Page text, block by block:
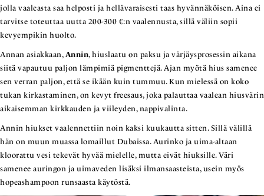
jolla vaaleasta saa helposti ja hellävaraisesti taas hyvännäköisen. Aina ei
tarvitse toteuttaa uutta 200-300 €:n vaalennusta, sillä väliin sopii
kevyempikin huolto.
Annan asiakkaan, Annin, hiuslaatu on paksu ja värjäysprosessin aikana
siitä vapautuu paljon lämpimiä pigmenttejä. Ajan myötä hius samenee
sen verran paljon, että se ikään kuin tummuu. Kun mielessä on koko
tukan kirkastaminen, on kevyt freesaus, joka palauttaa vaalean hiusvärin
aikaisemman kirkkauden ja viileyden, nappivalinta.
Annin hiukset vaalennettiin noin kaksi kuukautta sitten. Sillä välillä
hän on muun muassa lomaillut Dubaissa. Aurinko ja uima-altaan
kloorattu vesi tekevät hyvää mielelle, mutta eivät hiuksille. Väri
samenee auringon ja uimaveden lisäksi ilmansaasteista, usein myös
hopeashampoon runsaasta käytöstä.